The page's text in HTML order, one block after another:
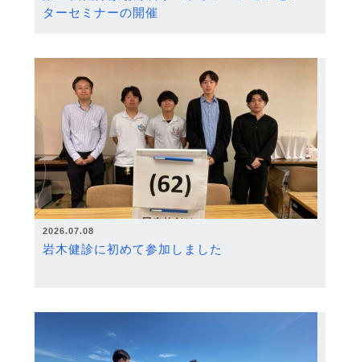
ターセミナーの開催
2026.07.08
岩木健診に初めて参加しました